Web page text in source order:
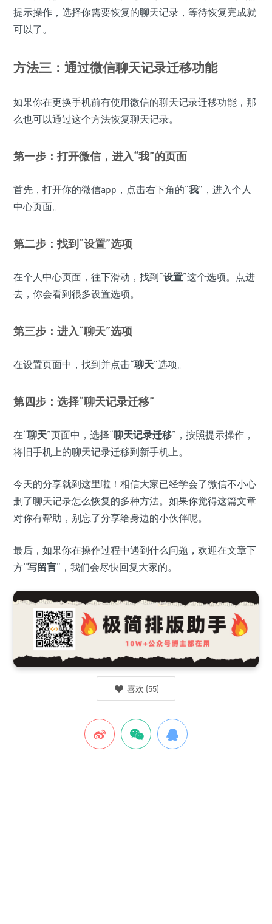
提示操作，选择你需要恢复的聊天记录，等待恢复完成就
可以了。
方法三：通过微信聊天记录迁移功能
如果你在更换手机前有使用微信的聊天记录迁移功能，那
么也可以通过这个方法恢复聊天记录。
第一步：打开微信，进入“我”的页面
首先，打开你的微信app，点击右下角的“我”，进入个人
中心页面。
第二步：找到“设置”选项
在个人中心页面，往下滑动，找到“设置”这个选项。点进
去，你会看到很多设置选项。
第三步：进入“聊天”选项
在设置页面中，找到并点击“聊天”选项。
第四步：选择“聊天记录迁移”
在“聊天”页面中，选择“聊天记录迁移”，按照提示操作，
将旧手机上的聊天记录迁移到新手机上。
今天的分享就到这里啦！相信大家已经学会了微信不小心
删了聊天记录怎么恢复的多种方法。如果你觉得这篇文章
对你有帮助，别忘了分享给身边的小伙伴呢。
最后，如果你在操作过程中遇到什么问题，欢迎在文章下
方“写留言”，我们会尽快回复大家的。
喜欢 (55)